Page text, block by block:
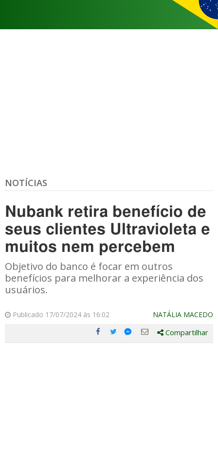
NOTÍCIAS
Nubank retira benefício de
seus clientes Ultravioleta e
muitos nem percebem
Objetivo do banco é focar em outros
benefícios para melhorar a experiência dos
usuários.
Publicado 17/07/2024 às 16:02 NATÁLIA MACEDO
Compartilhe
Compartilhe
Compartilhe
Compartilhe
Compartilhar